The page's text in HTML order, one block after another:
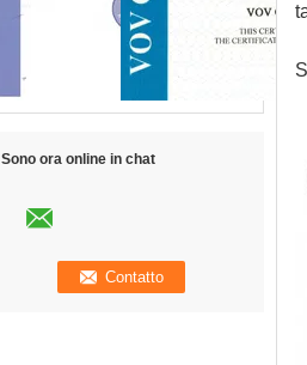
Sono ora online in chat